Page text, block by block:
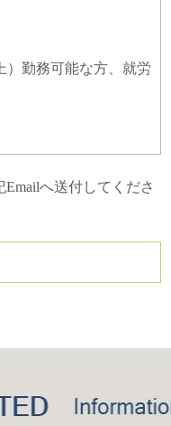
）勤務可能な方、就労
へ送付してくださ